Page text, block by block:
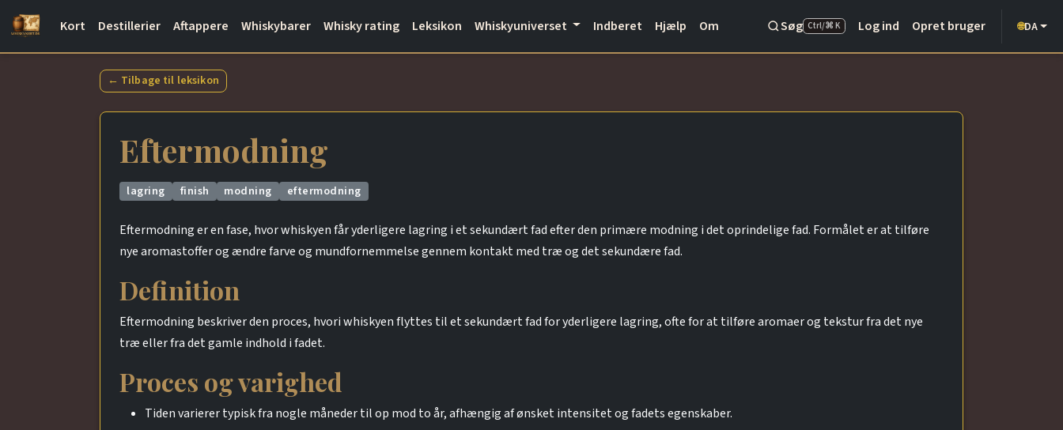
Kort Destillerier Aftappere Whiskybarer Whisky rating Leksikon Whiskyuniverset Indberet Hjælp Om Søg Ctrl/⌘ K Log ind Opret bruger 🌐DA
← Tilbage til leksikon
Eftermodning
lagring finish modning eftermodning
Eftermodning er en fase, hvor whiskyen får yderligere lagring i et sekundært fad efter den primære modning i det oprindelige fad. Formålet er at tilføre
nye aromastoffer og ændre farve og mundfornemmelse gennem kontakt med træ og det sekundære fad.
Definition
Eftermodning beskriver den proces, hvori whiskyen flyttes til et sekundært fad for yderligere lagring, ofte for at tilføre aromaer og tekstur fra det nye
træ eller fra det gamle indhold i fadet.
Proces og varighed
Tiden varierer typisk fra nogle måneder til op mod to år, afhængig af ønsket intensitet og fadets egenskaber.